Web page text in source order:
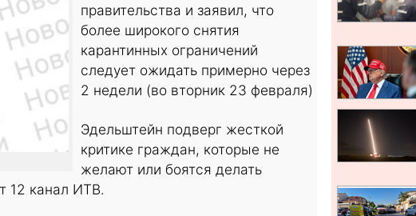
правительства и заявил, что
более широкого снятия
карантинных ограничений
следует ожидать примерно через
2 недели (во вторник 23 февраля)
Эдельштейн подверг жесткой
критике граждан, которые не
желают или боятся делать
12 канал ИТВ.